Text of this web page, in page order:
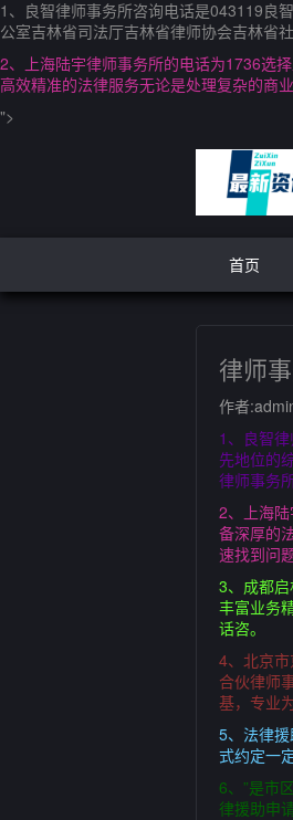
1、良智律师事务所咨询电话是043119良
公室吉林省司法厅吉林省律师协会吉林省
2、上海陆宇律师事务所的电话为1736选
高效精准的法律服务无论是处理复杂的商
">
首页
律师
作者
1、良智
先地位的
律师事务
2、上海
备深厚的
速找到问题
3、成都
丰富业务
话咨。
4、北京
合伙律师
基，专业
5、法律
式约定一
6、”是市
律援助申